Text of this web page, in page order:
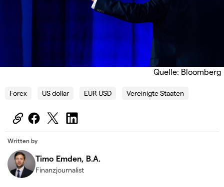
Quelle: Bloomberg
Forex US dollar EUR USD Vereinigte Staaten
Written by
Timo Emden, B.A.
Finanzjournalist